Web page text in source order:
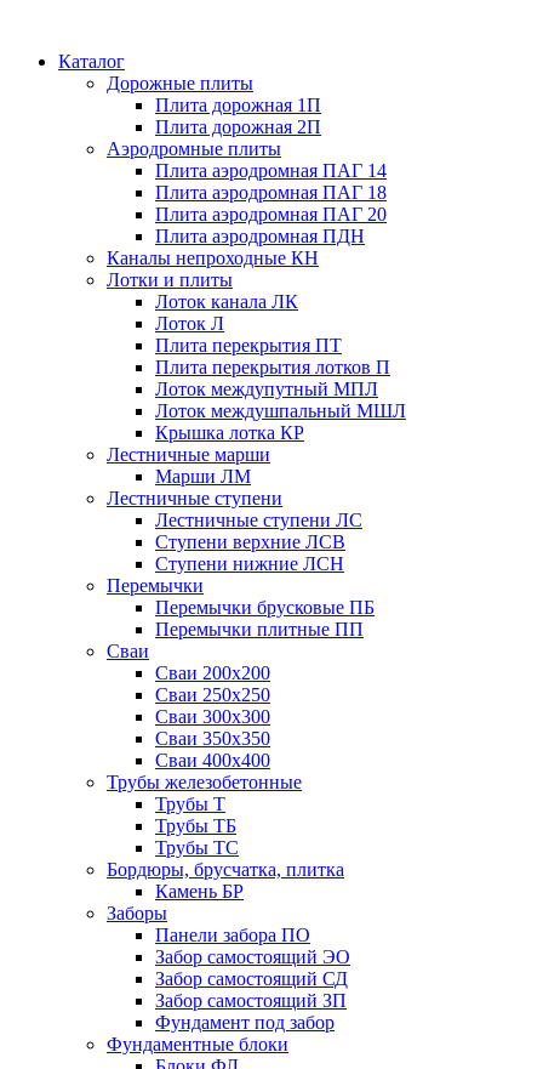
Каталог
Дорожные плиты
Плита дорожная 1П
Плита дорожная 2П
Аэродромные плиты
Плита аэродромная ПАГ 14
Плита аэродромная ПАГ 18
Плита аэродромная ПАГ 20
Плита аэродромная ПДН
Каналы непроходные КН
Лотки и плиты
Лоток канала ЛК
Лоток Л
Плита перекрытия ПТ
Плита перекрытия лотков П
Лоток междупутный МПЛ
Лоток междушпальный МШЛ
Крышка лотка КР
Лестничные марши
Марши ЛМ
Лестничные ступени
Лестничные ступени ЛС
Ступени верхние ЛСВ
Ступени нижние ЛСН
Перемычки
Перемычки брусковые ПБ
Перемычки плитные ПП
Сваи
Сваи 200х200
Сваи 250х250
Сваи 300х300
Сваи 350х350
Сваи 400х400
Трубы железобетонные
Трубы Т
Трубы ТБ
Трубы ТС
Бордюры, брусчатка, плитка
Камень БР
Заборы
Панели забора ПО
Забор самостоящий ЭО
Забор самостоящий СД
Забор самостоящий ЗП
Фyндамент под забор
Фундаментные блоки